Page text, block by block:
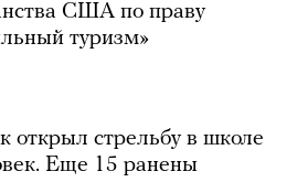
США по праву
туризм»
открыл стрельбу в школе
Еще 15 ранены